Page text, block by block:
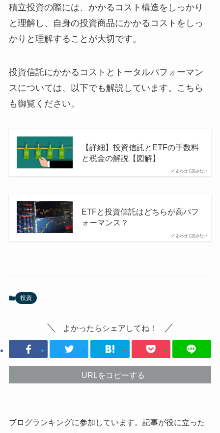
積立投資の際には、かかるコスト構造をしっかり
と理解し、自身の投資商品にかかるコストをしっ
かりと理解することが大切です。
投資信託にかかるコストとトータルパフォーマン
スについては、以下でも解説しています。こちら
も御覧ください。
あわせて読みたい
【詳細】投資信託とETFの手数料
と税金の解説【図解】
あわせて読みたい
ETFと投資信託はどちらが高パフ
ォーマンス？
投資
よかったらシェアしてね！
URLをコピーする
ブログランキングに参加しています。記事が役に立った